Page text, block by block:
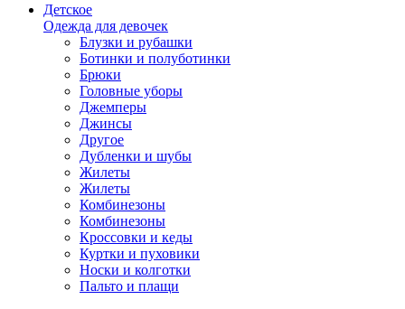
Детское
Одежда для девочек
Блузки и рубашки
Ботинки и полуботинки
Брюки
Головные уборы
Джемперы
Джинсы
Другое
Дубленки и шубы
Жилеты
Жилеты
Комбинезоны
Комбинезоны
Кроссовки и кеды
Куртки и пуховики
Носки и колготки
Пальто и плащи